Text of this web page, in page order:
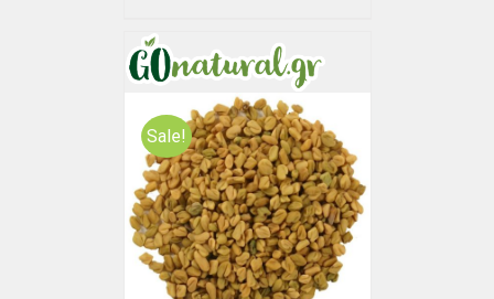
Sale!